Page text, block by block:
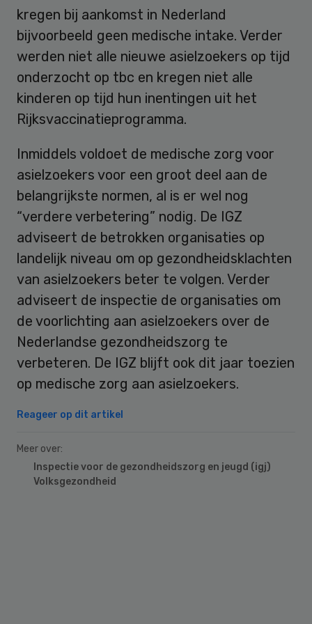
kregen bij aankomst in Nederland
bijvoorbeeld geen medische intake. Verder
werden niet alle nieuwe asielzoekers op tijd
onderzocht op tbc en kregen niet alle
kinderen op tijd hun inentingen uit het
Rijksvaccinatieprogramma.
Inmiddels voldoet de medische zorg voor
asielzoekers voor een groot deel aan de
belangrijkste normen, al is er wel nog
“verdere verbetering” nodig. De IGZ
adviseert de betrokken organisaties op
landelijk niveau om op gezondheidsklachten
van asielzoekers beter te volgen. Verder
adviseert de inspectie de organisaties om
de voorlichting aan asielzoekers over de
Nederlandse gezondheidszorg te
verbeteren. De IGZ blijft ook dit jaar toezien
op medische zorg aan asielzoekers.
Reageer op dit artikel
Meer over:
Inspectie voor de gezondheidszorg en jeugd (igj)
Volksgezondheid